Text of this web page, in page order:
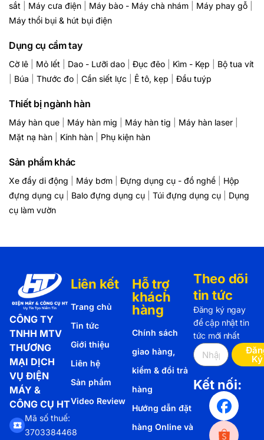
sắt
Máy cưa điện Máy bào - Máy chà nhám Máy phay gỗ
Máy thổi bụi & hút bụi điện
Dụng cụ cầm tay
Cờ lê Mỏ lết Dao - Lưỡi dao Đục đẽo Kìm - Kẹp
Bộ tua vít
Búa Thước đo Cần siết lực Ê tô, kẹp Đầu tuýp
Thiết bị ngành hàn
Máy hàn que Máy hàn mig Máy hàn tig Máy hàn laser
Mặt nạ hàn
Kính hàn Phụ kiện hàn
Sản phẩm khác
Xe đẩy di động Máy bơm Đựng dụng cụ - đồ nghề
Hộp
đựng dụng cụ
Balo đựng dụng cụ Túi đựng dụng cụ
Dụng
cụ làm vườn
CÔNG TY
TNHH MTV
THƯƠNG
MẠI DỊCH
VỤ ĐIỆN
MÁY &
CÔNG CỤ HT
Mã số thuế:
3703384468
Liên kết
Trang chủ
Tin tức
Giới thiệu
Liên hệ
Sản phẩm
Video Review
Hỗ trợ
khách
hàng
Chính sách
giao hàng,
kiểm & đổi trả
hàng
Hướng dẫn đặt
hàng Online và
Theo dõi
tin tức
Đăng ký ngay
để cập nhật tin
tức mới nhất
Ký
Kết nối: